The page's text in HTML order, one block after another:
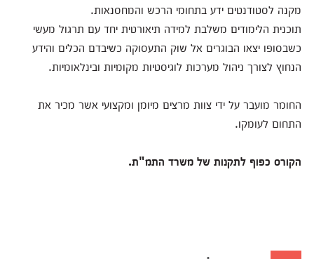
מקנה לסטודנטים ידע בתחומי הרכש והמחסנאות.
תוכנית הלימודים משלבת למידה תיאורטית יחד עם תרגול מעשי
כשבסופו יצאו הבוגרים אל שוק התעסוקה כשיבדם הכלים והידע
הנחוץ לצורך ניהול מערכות לוגיסטיות מקומיות ובינלאומיות.
החומר מועבר על ידי צוות מרצים מיומן ומקצועי אשר מכיר את
התחום לעומקו.
הקורס כפוף לתקנות של משרד התמ"ת.